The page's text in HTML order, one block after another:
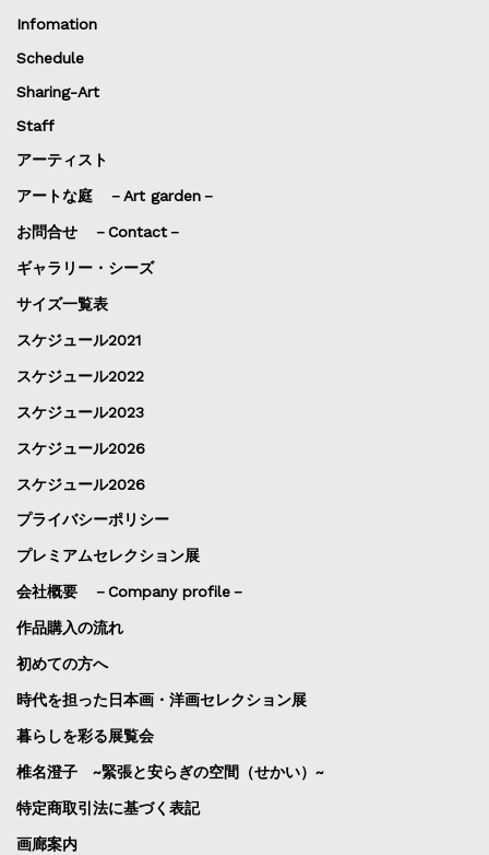
Infomation
Schedule
Sharing-Art
Staff
アーティスト
アートな庭 －Art garden－
お問合せ －Contact－
ギャラリー・シーズ
サイズ一覧表
スケジュール2021
スケジュール2022
スケジュール2023
スケジュール2026
スケジュール2026
プライバシーポリシー
プレミアムセレクション展
会社概要 －Company profile－
作品購入の流れ
初めての方へ
時代を担った日本画・洋画セレクション展
暮らしを彩る展覧会
椎名澄子 ~緊張と安らぎの空間（せかい）~
特定商取引法に基づく表記
画廊案内